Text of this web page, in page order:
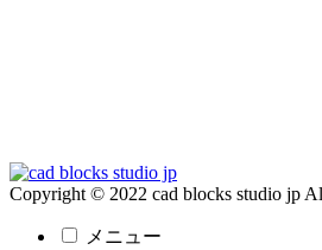
Copyright © 2022 cad blocks studio jp
メニュー